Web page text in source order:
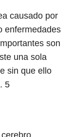
causado por
enfermedades
son
una sola
sin que ello
5